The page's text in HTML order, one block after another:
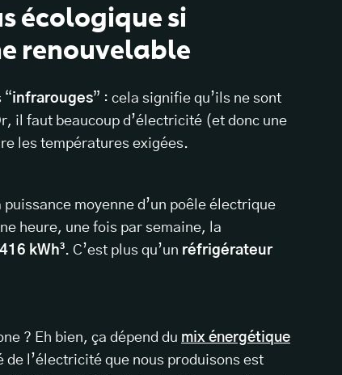
écologique si
renouvelable
“infrarouges” : cela signifie qu’ils ne sont
il faut beaucoup d’électricité (et donc une
les températures exigées.
moyenne d’un poêle électrique
heure, une fois par semaine, la
416 kWh³. C’est plus qu’un réfrigérateur
? Eh bien, ça dépend du mix énergétique
l’électricité que nous produisons est